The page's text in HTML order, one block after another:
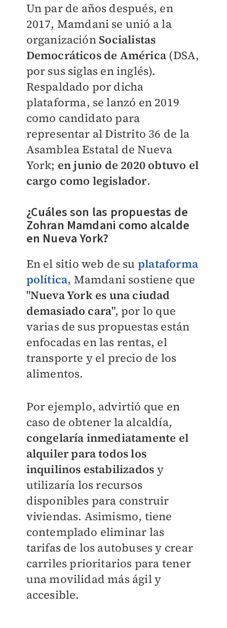
Un par de años después, en
2017, Mamdani se unió a la
organización Socialistas
Democráticos de América (DSA,
por sus siglas en inglés).
Respaldado por dicha
plataforma, se lanzó en 2019
como candidato para
representar al Distrito 36 de la
Asamblea Estatal de Nueva
York; en junio de 2020 obtuvo el
cargo como legislador.
¿Cuáles son las propuestas de
Zohran Mamdani como alcalde
en Nueva York?
En el sitio web de su plataforma
política, Mamdani sostiene que
"Nueva York es una ciudad
demasiado cara", por lo que
varias de sus propuestas están
enfocadas en las rentas, el
transporte y el precio de los
alimentos.
Por ejemplo, advirtió que en
caso de obtener la alcaldía,
congelaría inmediatamente el
alquiler para todos los
inquilinos estabilizados y
utilizaría los recursos
disponibles para construir
viviendas. Asimismo, tiene
contemplado eliminar las
tarifas de los autobuses y crear
carriles prioritarios para tener
una movilidad más ágil y
accesible.